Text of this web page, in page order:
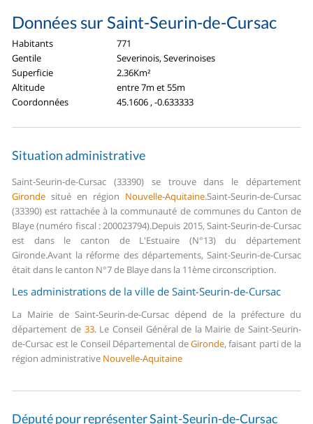
Données sur Saint-Seurin-de-Cursac
Habitants
771
Gentile
Severinois, Severinoises
Superficie
2.36Km²
Altitude
entre 7m et 55m
Coordonnées
45.1606 , -0.633333
Situation administrative
Saint-Seurin-de-Cursac (33390) se trouve dans le département
Gironde situé en région Nouvelle-Aquitaine.Saint-Seurin-de-Cursac
(33390) est rattachée à la communauté de communes du Canton de
Blaye (numéro fiscal : 200023794).Depuis 2015, Saint-Seurin-de-Cursac
est dans le canton de L'Estuaire (N°13) du département
Gironde.Avant la réforme des départements, Saint-Seurin-de-Cursac
était dans le canton N°7 de Blaye dans la 11ème circonscription.
Les administrations de la ville de Saint-Seurin-de-Cursac
La Mairie de Saint-Seurin-de-Cursac dépend de la préfecture du
département de 33.Le Conseil Général de la Mairie de Saint-Seurin-
de-Cursac est le Conseil Départemental deGironde, faisant parti de la
région administrative Nouvelle-Aquitaine
Député pour représenter Saint-Seurin-de-Cursac